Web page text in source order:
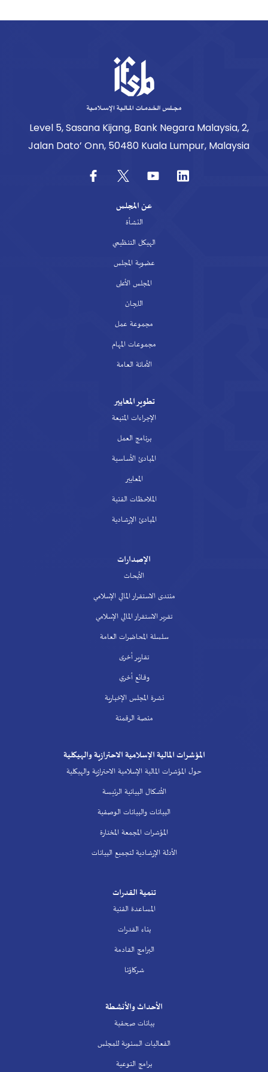
Level 5, Sasana Kijang, Bank Negara Malaysia, 2,
Jalan Dato’ Onn, 50480 Kuala Lumpur, Malaysia
عن المجلس
النشأة
الهيكل التنظيمي
عضوية المجلس
المجلس الأعلى
اللجان
مجموعة عمل
مجموعات المهام
الأمانة العامة
تطوير المعايير
الإجراءات المتبعة
برنامج العمل
المبادئ الأساسية
المعايير
الملاحظات الفنية
المبادئ الإرشادية
الإصدارات
الأبحاث
منتدى الاستقرار المالي الإسلامي
تقرير الاستقرار المالي الإسلامي
سلسلة المحاضرات العامة
تقارير أخرى
وقائع أخري
نشرة المجلس الإخبارية
منصة الرقمنة
المؤشرات المالية الإسلامية الاحترازية والهيكلية
حول المؤشرات المالية الإسلامية الاحترازية والهيكلية
الأشكال البيانية الرئيسة
البيانات والبيانات الوصفية
المؤشرات المجمعة المختارة
الأدلة الإرشادية لتجميع البيانات
تنمية القدرات
المساعدة الفنية
بناء القدرات
البرامج القادمة
شركاؤنا
الأحداث والأنشطة
بيانات صحفية
الفعاليات السنوية للمجلس
برامج التوعية